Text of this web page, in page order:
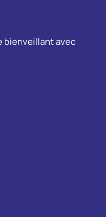
bienveillant avec